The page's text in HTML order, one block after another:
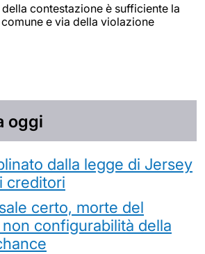
contestazione è sufficiente la
e via della violazione
oggi
dalla legge di Jersey
creditori
certo, morte del
configurabilità della